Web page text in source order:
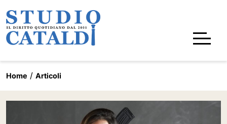
Home Articoli